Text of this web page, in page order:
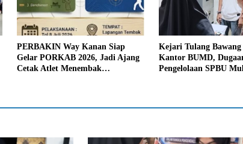
PERBAKIN Way Kanan Siap
Gelar PORKAB 2026, Jadi Ajang
Cetak Atlet Menembak
Kejari Tulang Bawang
Kantor BUMD,
Pengelolaan SPBU